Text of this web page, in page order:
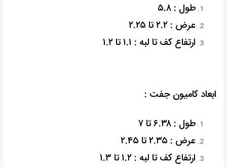
طول : ۵.۸
عرض : ۲.۲ تا ۲.۲۵
ارتفاع کف تا لبه : ۱.۱ تا ۱.۲
ابعاد کامیون جفت :
طول : ۶.۳۸ تا ۷
عرض : ۲.۳۵ تا ۲.۴۵
ارتفاع کف تا لبه : ۱.۲ تا ۱.۳